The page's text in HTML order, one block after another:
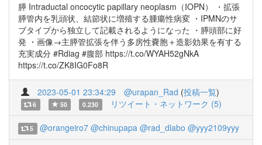
膵 Intraductal oncocytic papillary neoplasm（IOPN） ・拡張
膵管内を乳頭状、結節状に増殖する腫瘍性病変 ・IPMNのサ
ブタイプから独立して記載されるようになった ・膵頭部に好
発 ・画像→主膵管拡張を伴う多房性嚢胞＋造影効果を有する
充実成分 #Rdiag #腹部 https://t.co/WYAH52gNkA
https://t.co/ZK8IG0Fo8R
2023-05-01 23:34:29 @urapan_Rad (投稿一覧)
6 50 0.230 リツイート・ネットワーク (5)
5 @orangeiro7 @chinupapa @rad_dlabo @yyy2109yyy